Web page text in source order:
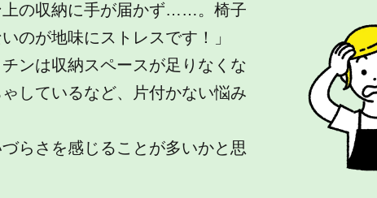
上の収納に手が届かず……。椅子
のが地味にストレスです！」
ンは収納スペースが足りなくな
しているなど、片付かない悩み
らさを感じることが多いかと思